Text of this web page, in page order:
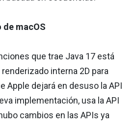
macOS
que trae Java 17 está
interna 2D para
Apple dejará en desuso la API
implementación, usa la API
cambios en las APIs ya